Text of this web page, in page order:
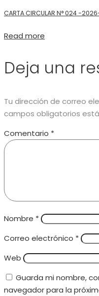
CARTA CIRCULAR N° 024 -
Read more
Deja una
Tu dirección de correo
campos obligatorios
Comentario *
Nombre *
Correo electrónico *
Web
Guarda mi nombre,
navegador para la